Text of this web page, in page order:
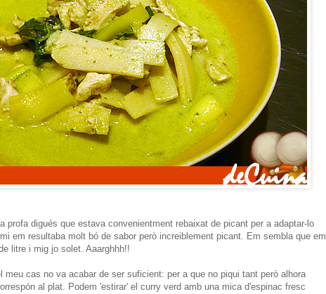
profa digués que estava convenientment rebaixat de picant per a adaptar-lo
em resultaba molt bó de sabor però increiblement picant. Em sembla que em
litre i mig jo solet. Aaarghhh!!
meu cas no va acabar de ser suficient: per a que no piqui tant però alhora
al plat. Podem 'estirar' el curry verd amb una mica d'espinac fresc